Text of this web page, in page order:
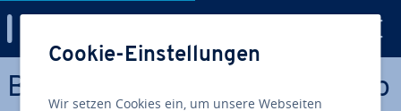
Zum Haupt­in­halt springen
Bild­in­for­ma­tio­nen löschen: So
Cookie-Einstellungen
Wir setzen Cookies ein, um unsere Webseiten